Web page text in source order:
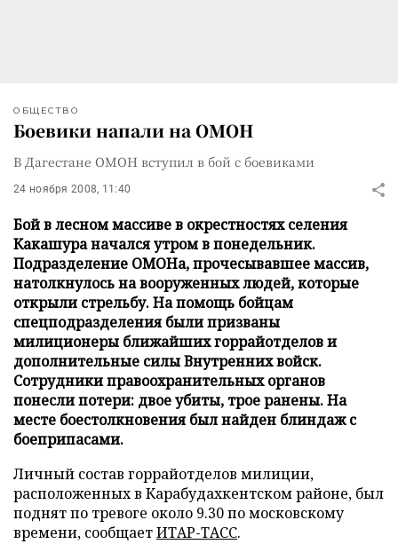
ОБЩЕСТВО
Боевики напали на ОМОН
В Дагестане ОМОН вступил в бой с боевиками
24 ноября 2008, 11:40
Бой в лесном массиве в окрестностях селения
Какашура начался утром в понедельник.
Подразделение ОМОНа, прочесывавшее массив,
натолкнулось на вооруженных людей, которые
открыли стрельбу. На помощь бойцам
спецподразделения были призваны
милиционеры ближайших горрайотделов и
дополнительные силы Внутренних войск.
Сотрудники правоохранительных органов
понесли потери: двое убиты, трое ранены. На
месте боестолкновения был найден блиндаж с
боеприпасами.
Личный состав горрайотделов милиции,
расположенных в Карабудахкентском районе, был
поднят по тревоге около 9.30 по московскому
времени, сообщаетИТАР-ТАСС.